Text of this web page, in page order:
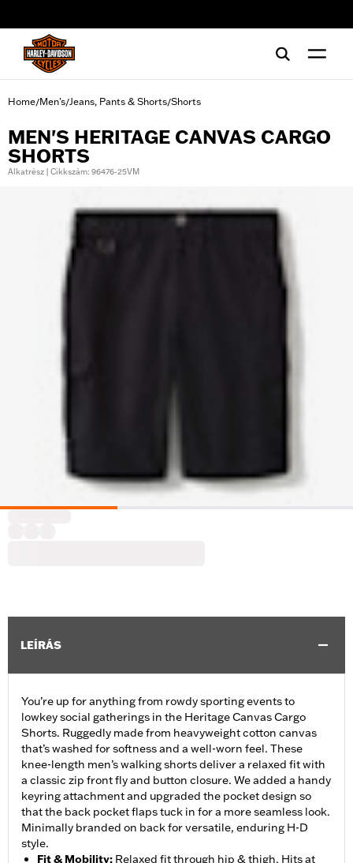
Home/Men's/Jeans, Pants & Shorts/Shorts
MEN'S HERITAGE CANVAS CARGO
SHORTS
Alkatrész | Cikkszám: 96476-25VM
LEÍRÁS
You’re up for anything from rowdy sporting events to
lowkey social gatherings in the Heritage Canvas Cargo
Shorts. Ruggedly made from heavyweight cotton canvas
that’s washed for softness and a well-worn feel. These
knee-length men’s walking shorts deliver a relaxed fit with
a classic zip front fly and button closure. We added a handy
keyring attachment and upgraded the pocket design so
that the back pocket flaps tuck in for a more seamless look.
Minimally branded on back for versatile, enduring H-D
style.
Fit & Mobility: Relaxed fit through hip & thigh. Hits at